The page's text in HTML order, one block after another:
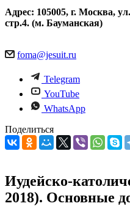
Адрес: 105005, г. Москва,
стр.4. (м. Бауманская)
foma@jesuit.ru
Telegram
YouTube
WhatsApp
Поделиться
Иудейско-
2018). Основные